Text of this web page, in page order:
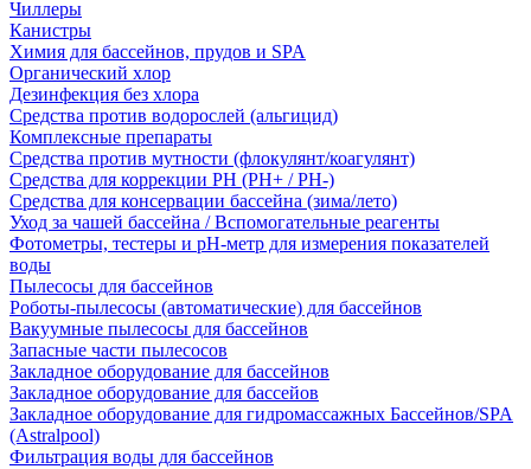
Чиллеры
Канистры
Химия для бассейнов, прудов и SPA
Органический хлор
Дезинфекция без хлора
Средства против водорослей (альгицид)
Комплексные препараты
Средства против мутности (флокулянт/коагулянт)
Средства для коррекции PH (PH+ / PH-)
Средства для консервации бассейна (зима/лето)
Уход за чашей бассейна / Вспомогательные реагенты
Фотометры, тестеры и рН-метр для измерения показателей
воды
Пылесосы для бассейнов
Роботы-пылесосы (автоматические) для бассейнов
Вакуумные пылесосы для бассейнов
Запасные части пылесосов
Закладное оборудование для бассейнов
Закладное оборудование для бассейов
Закладное оборудование для гидромассажных Бассейнов/SPA
(Astralpool)
Фильтрация воды для бассейнов